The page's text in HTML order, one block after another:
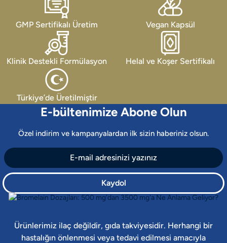
GMP Sertifikalı Üretim Vegan Kapsül
Klinik Destekli Formülasyon Helal ve Koşer Sertifikalı
Türkiye’de Üretilmiştir
E-bültenimize Abone Olun
Özel indirim ve kampanyalardan ilk sizin haberiniz olsun.
Kaydol
Ürünlerimiz ilaç değildir, gıda takviyesidir. Herhangi bir
hastalığın önlenmesi veya tedavi edilmesi amacıyla